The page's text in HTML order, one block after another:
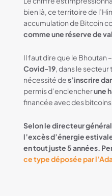
bien là, ce territoire de
accumulation de Bitcoin
comme une réserve de
Il faut dire que le Bhoutan
Covid-19, dans le
nécessité des’inscrire
permis d’enclencherune
financée avec des bitcoins
Selon le directeur
l’excès d’énergie
en tout juste 5 années.
ce type déposée par